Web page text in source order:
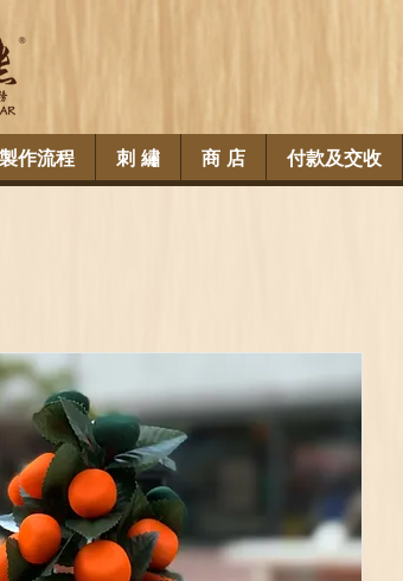
製作流程 刺 繡 商 店 付款及交收